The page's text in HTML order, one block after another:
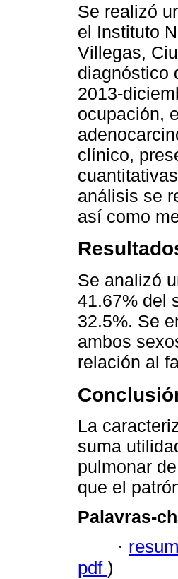
Se realizó
el Instituto
Villegas,
diagnóstico
2013-
ocupación,
clínico,
análisis se
así como
Se analizó
41.67% del
32.5%. Se
ambos
relación al
La
suma
pulmonar
que el
Palavras-
·
pdf )